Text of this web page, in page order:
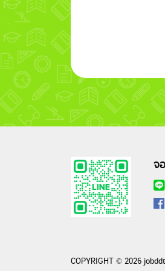
จ
COPYRIGHT © 2026